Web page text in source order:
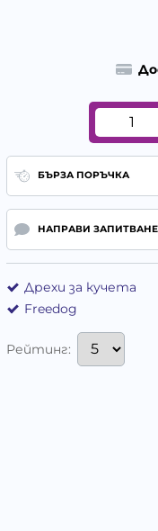
БЪРЗА ПОРЪЧКА
НАПРАВИ ЗАПИТВАНЕ
Дрехи за кучета
Freedog
Рейтинг: